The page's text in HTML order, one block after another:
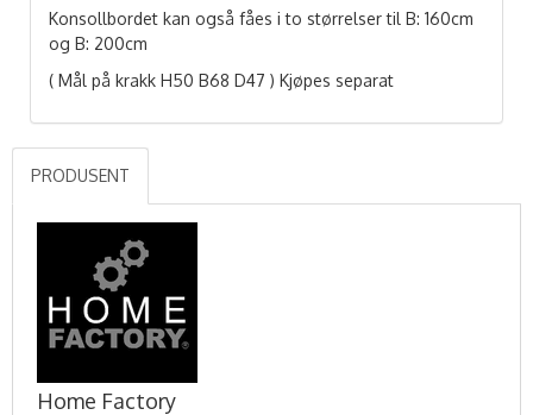
Konsollbordet kan også fåes i to størrelser til B: 160cm
og B: 200cm
( Mål på krakk H50 B68 D47 ) Kjøpes separat
PRODUSENT
Home Factory